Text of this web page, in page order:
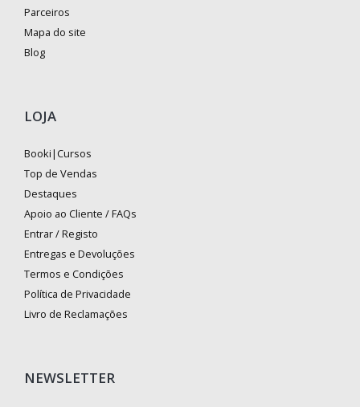
Parceiros
Mapa do site
Blog
LOJA
Booki|Cursos
Top de Vendas
Destaques
Apoio ao Cliente / FAQs
Entrar / Registo
Entregas e Devoluções
Termos e Condições
Política de Privacidade
Livro de Reclamações
NEWSLETTER